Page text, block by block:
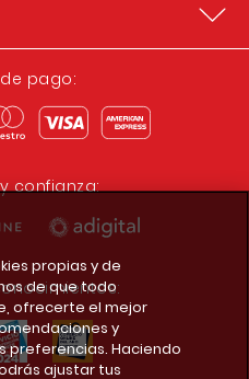
pago:
confianza:
propias y de
de que todo
ofrecerte el mejor
y
preferencias. Haciendo
ajustar tus